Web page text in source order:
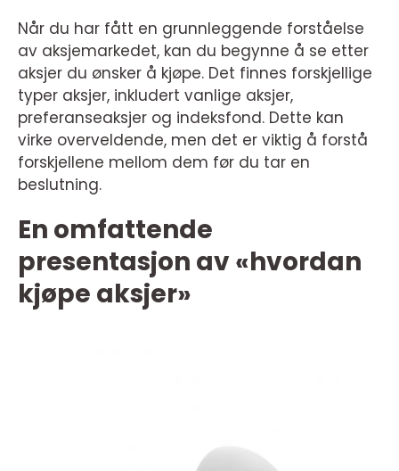
Når du har fått en grunnleggende forståelse
av aksjemarkedet, kan du begynne å se etter
aksjer du ønsker å kjøpe. Det finnes forskjellige
typer aksjer, inkludert vanlige aksjer,
preferanseaksjer og indeksfond. Dette kan
virke overveldende, men det er viktig å forstå
forskjellene mellom dem før du tar en
beslutning.
En omfattende
presentasjon av «hvordan
kjøpe aksjer»